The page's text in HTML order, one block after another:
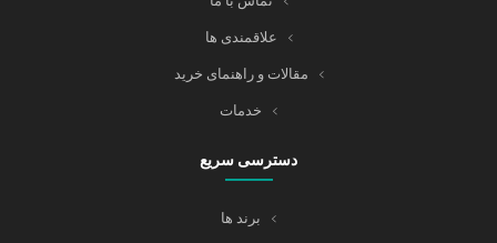
علاقمندی ها
مقالات و راهنمای خرید
خدمات
دسترسی سریع
برند ها